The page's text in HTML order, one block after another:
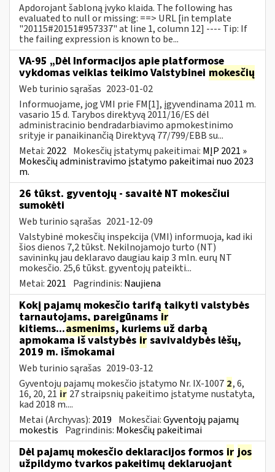
Apdorojant šabloną įvyko klaida. The following has
evaluated to null or missing: ==> URL [in template
"20115#20151#957337" at line 1, column 12] ---- Tip: If
the failing expression is known to be...
VA-95 „Dėl Informacijos apie platformose
vykdomas veiklas teikimo Valstybinei mokesčių
Web turinio sąrašas 2023-01-02
Informuojame, jog VMI prie FM[1], įgyvendinama 2011 m.
vasario 15 d. Tarybos direktyvą 2011/16/ES dėl
administracinio bendradarbiavimo apmokestinimo
srityje ir panaikinančią Direktyvą 77/799/EBB su...
Metai: 2022 Mokesčių įstatymų pakeitimai: MĮP 2021 »
Mokesčių administravimo įstatymo pakeitimai nuo 2023
m.
26 tūkst. gyventojų - savaitė NT mokesčiui
sumokėti
Web turinio sąrašas 2021-12-09
Valstybinė mokesčių inspekcija (VMI) informuoja, kad iki
šios dienos 7,2 tūkst. Nekilnojamojo turto (NT)
savininkų jau deklaravo daugiau kaip 3 mln. eurų NT
mokesčio. 25,6 tūkst. gyventojų pateikti...
Metai: 2021 Pagrindinis: Naujiena
Kokį pajamų mokesčio tarifą taikyti valstybės
tarnautojams, pareigūnams ir
kitiems...asmenims, kuriems už darbą
apmokama iš valstybės ir savivaldybės lėšų,
2019 m. išmokamai
Web turinio sąrašas 2019-03-12
Gyventojų pajamų mokesčio įstatymo Nr. IX-1007 2, 6,
16, 20, 21 ir 27 straipsnių pakeitimo įstatyme nustatyta,
kad 2018 m....
Metai (Archyvas): 2019 Mokesčiai:Gyventojų pajamų
mokestis Pagrindinis: Mokesčių pakeitimai
Dėl pajamų mokesčio deklaracijos formos ir jos
užpildymo tvarkos pakeitimų deklaruojant